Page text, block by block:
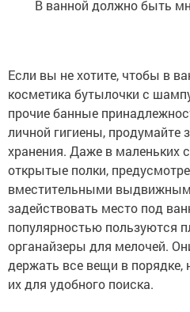
В ванной должно быть
Если вы не хотите, чтобы в
косметика бутылочки с
прочие банные
личной гигиены, продумайте
хранения. Даже в маленьких
открытые полки,
вместительными
задействовать место под
популярностью пользуются
органайзеры для мелочей.
держать все вещи в порядке,
их для удобного поиска.